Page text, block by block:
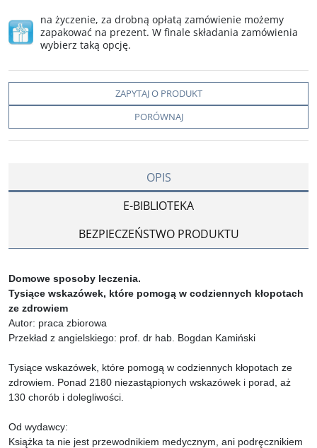
na życzenie, za drobną opłatą zamówienie możemy
zapakować na prezent. W finale składania zamówienia
wybierz taką opcję.
ZAPYTAJ O PRODUKT
PORÓWNAJ
OPIS
E-BIBLIOTEKA
BEZPIECZEŃSTWO PRODUKTU
Domowe sposoby leczenia.
Tysiące wskazówek, które pomogą w codziennych kłopotach
ze zdrowiem
Autor: praca zbiorowa
Przekład z angielskiego: prof. dr hab. Bogdan Kamiński
Tysiące wskazówek, które pomogą w codziennych kłopotach ze
zdrowiem. Ponad 2180 niezastąpionych wskazówek i porad, aż
130 chorób i dolegliwości.
Od wydawcy:
Książka ta nie jest przewodnikiem medycznym, ani podręcznikiem